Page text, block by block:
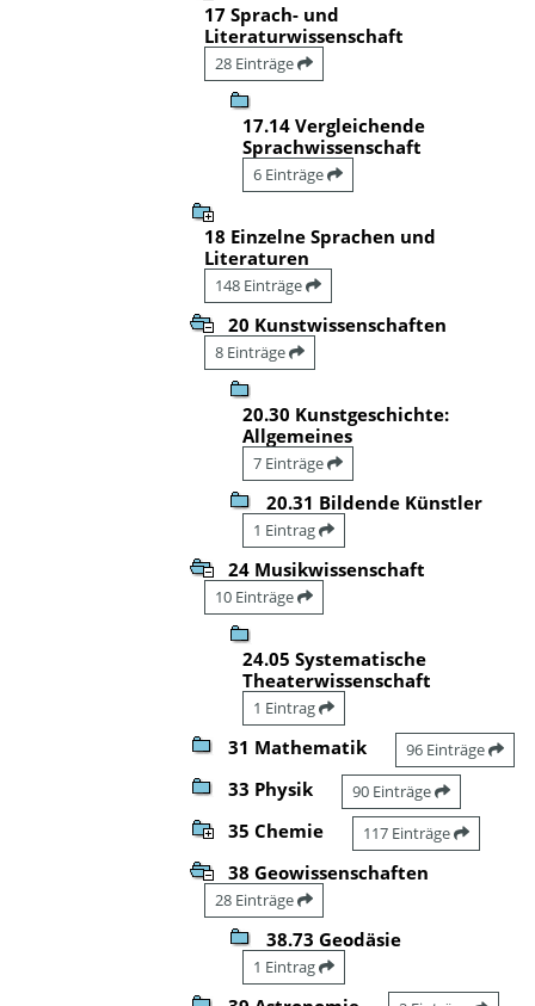
17 Sprach- und
Literaturwissenschaft
28 Einträge
17.14 Vergleichende
Sprachwissenschaft
6 Einträge
18 Einzelne Sprachen und
Literaturen
148 Einträge
20 Kunstwissenschaften
8 Einträge
20.30 Kunstgeschichte:
Allgemeines
7 Einträge
20.31 Bildende Künstler
1 Eintrag
24 Musikwissenschaft
10 Einträge
24.05 Systematische
Theaterwissenschaft
1 Eintrag
31 Mathematik 96 Einträge
33 Physik 90 Einträge
35 Chemie 117 Einträge
38 Geowissenschaften
28 Einträge
38.73 Geodäsie
1 Eintrag